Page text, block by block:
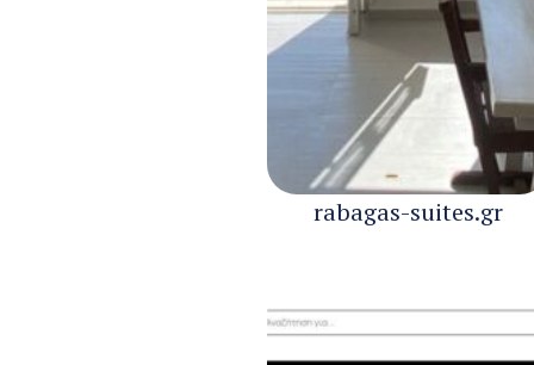
rabagas-suites.gr